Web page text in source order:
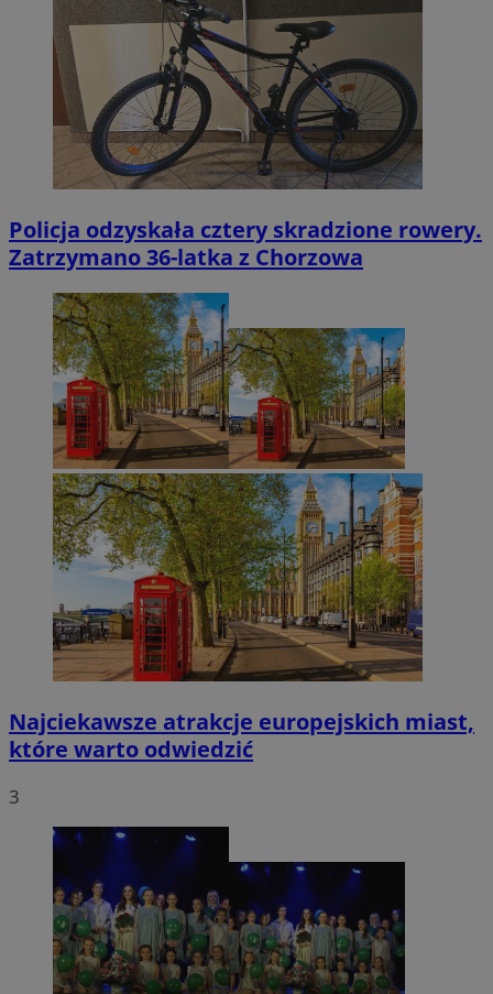
Policja odzyskała cztery skradzione rowery.
Zatrzymano 36-latka z Chorzowa
Najciekawsze atrakcje europejskich miast,
które warto odwiedzić
3